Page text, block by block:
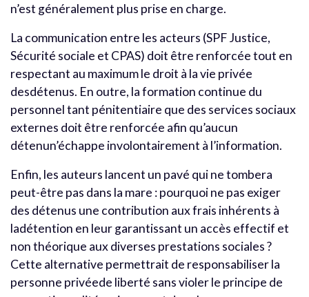
n’est généralement plus prise en charge.
La communication entre les acteurs (SPF Justice,
Sécurité sociale et CPAS) doit être renforcée tout en
respectant au maximum le droit à la vie privée
desdétenus. En outre, la formation continue du
personnel tant pénitentiaire que des services sociaux
externes doit être renforcée afin qu’aucun
détenun’échappe involontairement à l’information.
Enfin, les auteurs lancent un pavé qui ne tombera
peut-être pas dans la mare : pourquoi ne pas exiger
des détenus une contribution aux frais inhérents à
ladétention en leur garantissant un accès effectif et
non théorique aux diverses prestations sociales ?
Cette alternative permettrait de responsabiliser la
personne privéede liberté sans violer le principe de